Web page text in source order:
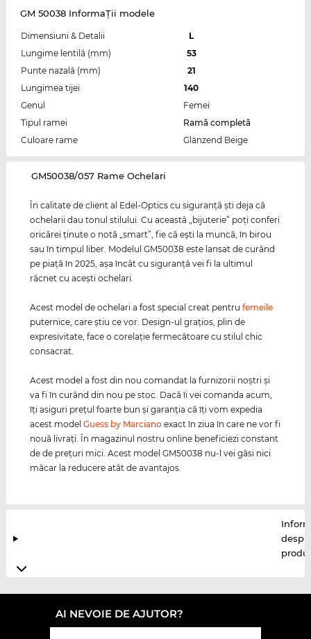
GM 50038 InformaŢii modele
Dimensiuni & Detalii
L
Lungime lentilă (mm)
53
Punte nazală (mm)
21
Lungimea tijei
140
Genul
Femei
Tipul ramei
Ramă completă
Culoare rame
Glänzend Beige
‌GM50038/057 Rame Ochelari
În calitate de client al Edel-Optics cu siguranţă şti deja că
ochelarii dau tonul stilului. Cu această „bijuterie” poţi conferi
oricărei ţinute o notă „smart”, fie că eşti la muncă, în birou
sau în timpul liber. Modelul GM50038 este lansat de curând
pe piaţă în 2025, aşa încât cu siguranţă vei fi la ultimul
răcnet cu aceşti ochelari.
Acest model de ochelari a fost special creat pentrufemeile
puternice, care ştiu ce vor. Design-ul graţios, plin de
expresivitate, face o corelaţie fermecătoare cu stilul chic
consacrat.
Acest model a fost din nou comandat la furnizorii noştri şi
va fi în curând din nou pe stoc. Dacă îi vei comanda acum,
îţi asiguri preţul foarte bun şi garanţia că îţi vom expedia
acest modelGuess by Marciano exact în ziua în care ne vor fi
nouă livraţi. În magazinul nostru online beneficiezi constant
de de preţuri mici. Acest model GM50038 nu-l vei găsi nici
măcar la reducere atât de avantajos.
AI NEVOIE DE AJUTOR?